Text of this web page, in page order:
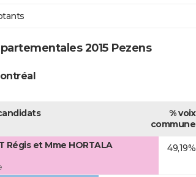
2015 Pezens
% voix
commune
Régis et Mme HORTALA
49,19%